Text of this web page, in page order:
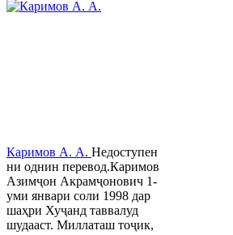
Каримов А. А. Недоступен
ни однин перевод.Каримов
Азимҷон Акрамҷонович 1-
уми январи соли 1998 дар
шаҳри Хуҷанд таввалуд
шудааст. Миллаташ тоҷик,